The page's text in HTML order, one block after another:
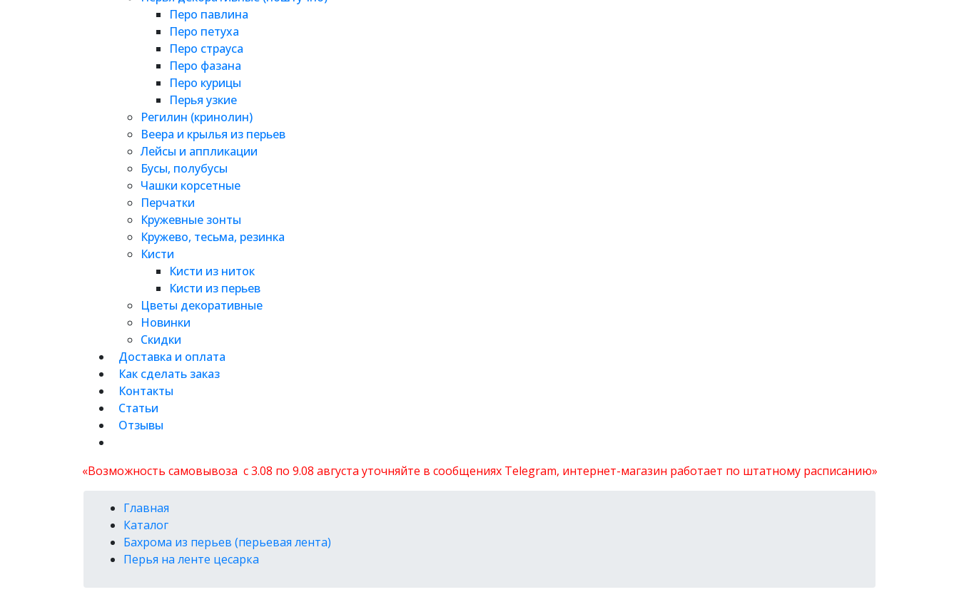
Перо павлина
Перо петуха
Перо страуса
Перо фазана
Перо курицы
Перья узкие
Регилин (кринолин)
Веера и крылья из перьев
Лейсы и аппликации
Бусы, полубусы
Чашки корсетные
Перчатки
Кружевные зонты
Кружево, тесьма, резинка
Кисти
Кисти из ниток
Кисти из перьев
Цветы декоративные
Новинки
Скидки
Доставка и оплата
Как сделать заказ
Контакты
Статьи
Отзывы
«Возможность самовывоза с 3.08 по 9.08 августа уточняйте в сообщениях Telegram, интернет-магазин работает по штатному расписанию»
Главная
Каталог
Бахрома из перьев (перьевая лента)
Перья на ленте цесарка